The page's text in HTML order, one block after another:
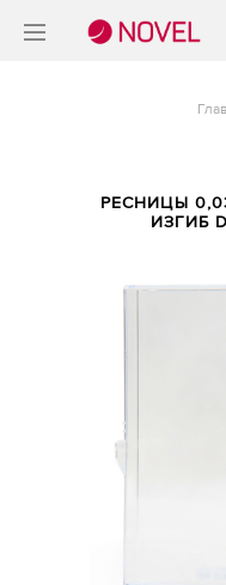
РЕСНИЦЫ
ИЗГИБ